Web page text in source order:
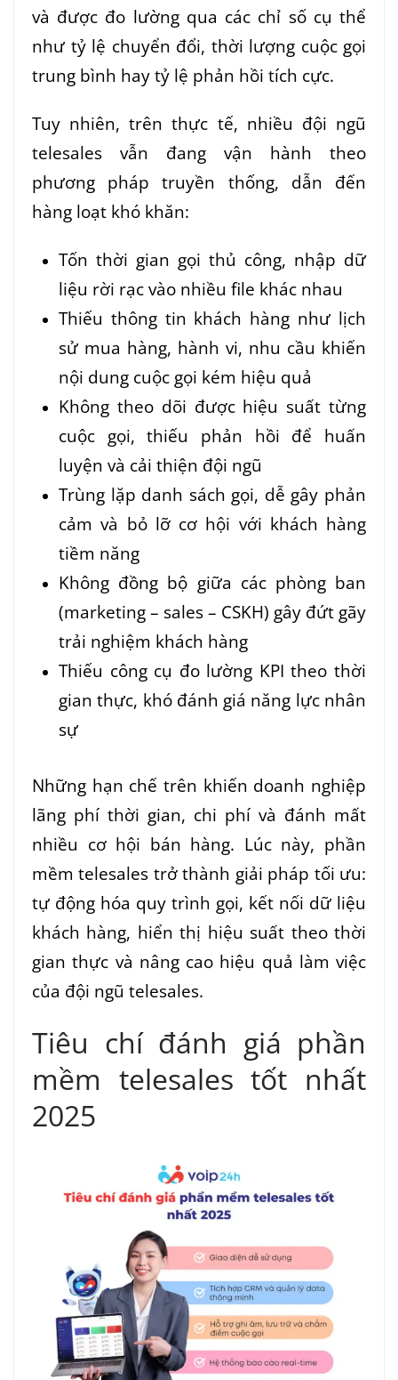
và được đo lường qua các chỉ số cụ thể
như tỷ lệ chuyển đổi, thời lượng cuộc gọi
trung bình hay tỷ lệ phản hồi tích cực.
Tuy nhiên, trên thực tế, nhiều đội ngũ
telesales vẫn đang vận hành theo
phương pháp truyền thống, dẫn đến
hàng loạt khó khăn:
Tốn thời gian gọi thủ công, nhập dữ
liệu rời rạc vào nhiều file khác nhau
Thiếu thông tin khách hàng như lịch
sử mua hàng, hành vi, nhu cầu khiến
nội dung cuộc gọi kém hiệu quả
Không theo dõi được hiệu suất từng
cuộc gọi, thiếu phản hồi để huấn
luyện và cải thiện đội ngũ
Trùng lặp danh sách gọi, dễ gây phản
cảm và bỏ lỡ cơ hội với khách hàng
tiềm năng
Không đồng bộ giữa các phòng ban
(marketing – sales – CSKH) gây đứt gãy
trải nghiệm khách hàng
Thiếu công cụ đo lường KPI theo thời
gian thực, khó đánh giá năng lực nhân
sự
Những hạn chế trên khiến doanh nghiệp
lãng phí thời gian, chi phí và đánh mất
nhiều cơ hội bán hàng. Lúc này, phần
mềm telesales trở thành giải pháp tối ưu:
tự động hóa quy trình gọi, kết nối dữ liệu
khách hàng, hiển thị hiệu suất theo thời
gian thực và nâng cao hiệu quả làm việc
của đội ngũ telesales.
Tiêu chí đánh giá phần
mềm telesales tốt nhất
2025